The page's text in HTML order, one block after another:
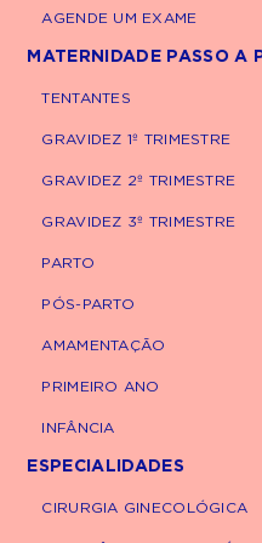
Avaliar o tamanho
Monitorar os
Identificar
abdominal;
Avaliar a presença
indicadores de
AGENDE UM EXAME
MATERNIDADE PASSO A
TENTANTES
GRAVIDEZ 1º TRIMESTRE
GRAVIDEZ 2º TRIMESTRE
GRAVIDEZ 3º TRIMESTRE
PARTO
PÓS-PARTO
AMAMENTAÇÃO
PRIMEIRO ANO
INFÂNCIA
ESPECIALIDADES
CIRURGIA GINECOLÓGICA